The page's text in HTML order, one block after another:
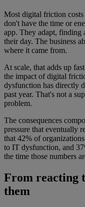
Most digital friction
don't have the time or
app. They adapt, finding
their day. The business
where it came from.
At scale, that adds up
the impact of digital
dysfunction has directly
past year. That's not a
problem.
The consequences
pressure that eventually
that 42% of
to IT dysfunction, and
the time those numbers
From reacting
them